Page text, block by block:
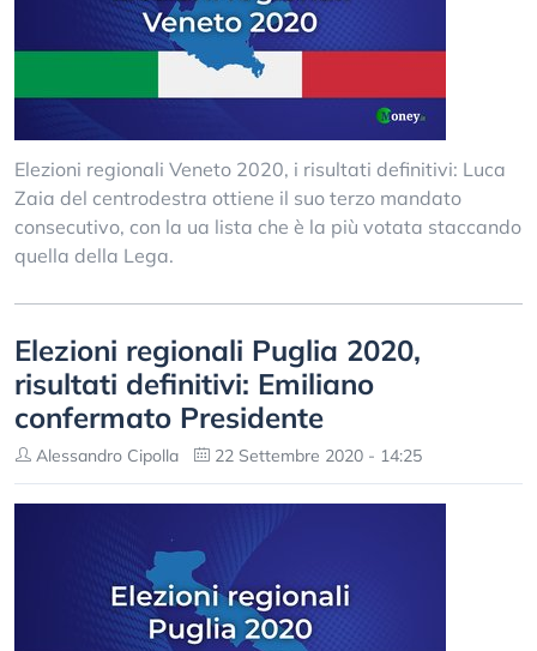
Elezioni regionali Veneto 2020, i risultati definitivi: Luca
Zaia del centrodestra ottiene il suo terzo mandato
consecutivo, con la ua lista che è la più votata staccando
quella della Lega.
Elezioni regionali Puglia 2020,
risultati definitivi: Emiliano
confermato Presidente
Alessandro Cipolla 22 Settembre 2020 - 14:25